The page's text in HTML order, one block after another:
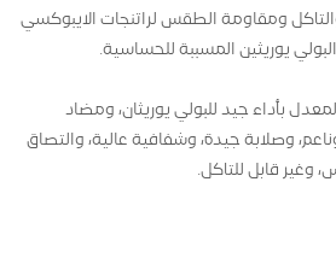
ومقاومة الطقس لراتنجات الايبوكسي
يوريثين المسببة للحساسية.
بأداء جيد للبولي يوريثان، ومضاد
وصلابة جيدة، وشفافية عالية، والتصاق
قابل للتآكل.